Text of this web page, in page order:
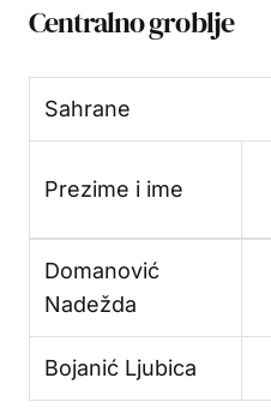
Centralno groblje
Sahrane
Prezime i ime
Domanović
Nadežda
Bojanić Ljubica